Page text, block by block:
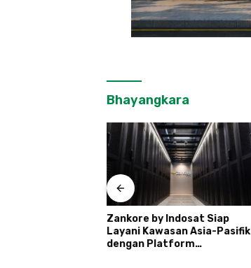
Bhayangkara
Zankore by Indosat Siap
Layani Kawasan Asia-Pasifik
dengan Platform